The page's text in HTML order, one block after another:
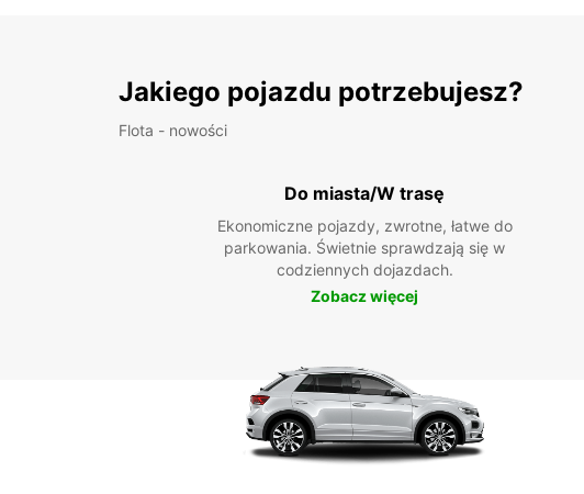
Jakiego pojazdu potrzebujesz?
Flota - nowości
Do miasta/W trasę
Ekonomiczne pojazdy, zwrotne, łatwe do
parkowania. Świetnie sprawdzają się w
codziennych dojazdach.
Zobacz więcej